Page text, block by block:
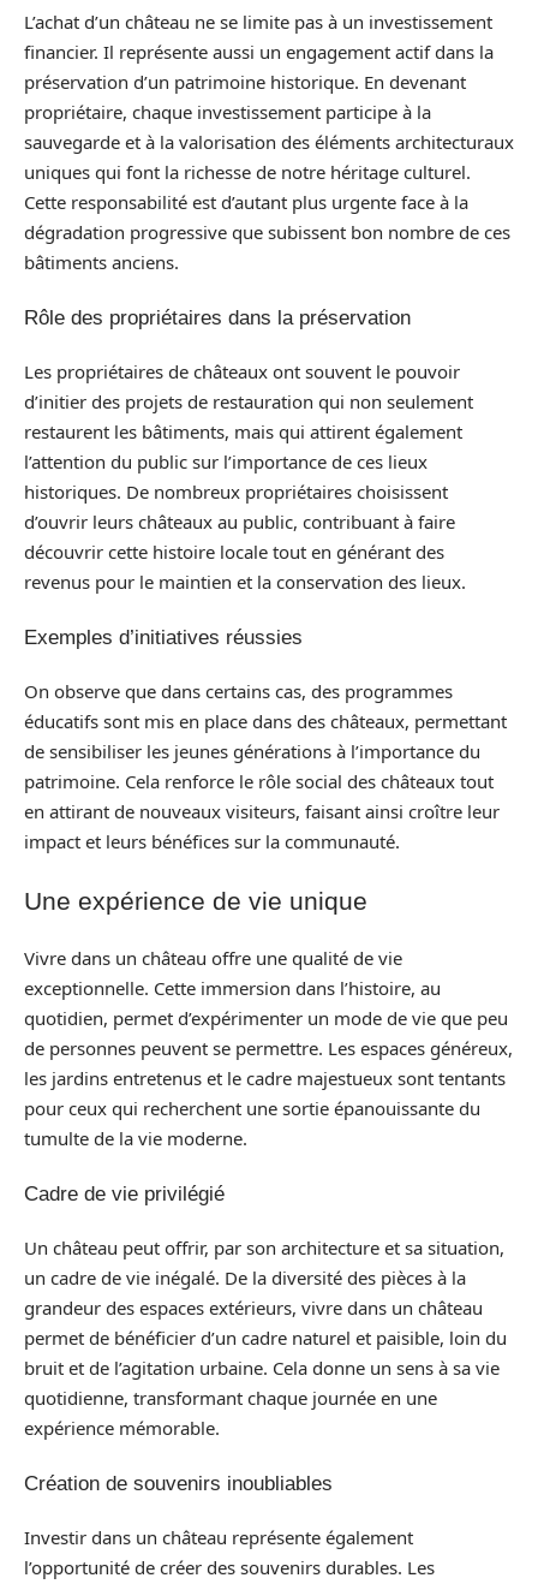
L’achat d’un château ne se limite pas à un investissement
financier. Il représente aussi un engagement actif dans la
préservation d’un patrimoine historique. En devenant
propriétaire, chaque investissement participe à la
sauvegarde et à la valorisation des éléments architecturaux
uniques qui font la richesse de notre héritage culturel.
Cette responsabilité est d’autant plus urgente face à la
dégradation progressive que subissent bon nombre de ces
bâtiments anciens.
Rôle des propriétaires dans la préservation
Les propriétaires de châteaux ont souvent le pouvoir
d’initier des projets de restauration qui non seulement
restaurent les bâtiments, mais qui attirent également
l’attention du public sur l’importance de ces lieux
historiques. De nombreux propriétaires choisissent
d’ouvrir leurs châteaux au public, contribuant à faire
découvrir cette histoire locale tout en générant des
revenus pour le maintien et la conservation des lieux.
Exemples d’initiatives réussies
On observe que dans certains cas, des programmes
éducatifs sont mis en place dans des châteaux, permettant
de sensibiliser les jeunes générations à l’importance du
patrimoine. Cela renforce le rôle social des châteaux tout
en attirant de nouveaux visiteurs, faisant ainsi croître leur
impact et leurs bénéfices sur la communauté.
Une expérience de vie unique
Vivre dans un château offre une qualité de vie
exceptionnelle. Cette immersion dans l’histoire, au
quotidien, permet d’expérimenter un mode de vie que peu
de personnes peuvent se permettre. Les espaces généreux,
les jardins entretenus et le cadre majestueux sont tentants
pour ceux qui recherchent une sortie épanouissante du
tumulte de la vie moderne.
Cadre de vie privilégié
Un château peut offrir, par son architecture et sa situation,
un cadre de vie inégalé. De la diversité des pièces à la
grandeur des espaces extérieurs, vivre dans un château
permet de bénéficier d’un cadre naturel et paisible, loin du
bruit et de l’agitation urbaine. Cela donne un sens à sa vie
quotidienne, transformant chaque journée en une
expérience mémorable.
Création de souvenirs inoubliables
Investir dans un château représente également
l’opportunité de créer des souvenirs durables. Les